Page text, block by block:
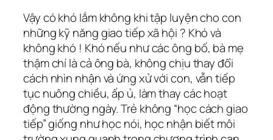
Vậy có khó lắm không khi tập luyện cho con
những kỹ năng giao tiếp xã hội ? Khó và
không khó ! Khó nếu như các ông bố, bà mẹ
thậm chí là cả ông bà, không chịu thay đổi
cách nhìn nhận và ứng xử với con, vẫn tiếp
tục nuông chiều, ấp ủ, làm thay các hoạt
động thường ngày. Trẻ không “học cách giao
tiếp” giống như học nói, học nhận biết môi